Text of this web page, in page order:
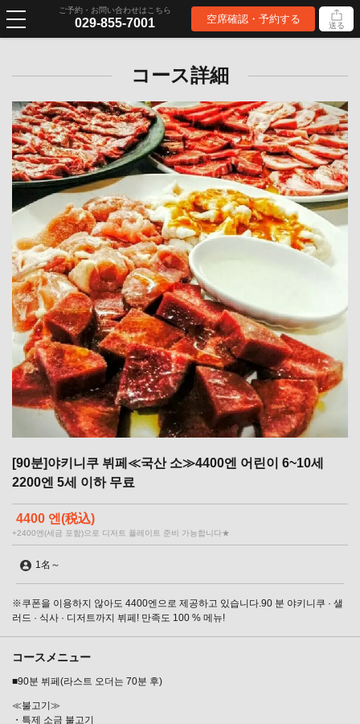
ご予約・お問い合わせはこちら
029-855-7001 空席確認・予約する 送る
コース詳細
[90분]야키니쿠 뷔페≪국산 소≫4400엔 어린이 6~10세
2200엔 5세 이하 무료
4400 엔 (税込)
+2400엔(세금 포함)으로 디저트 플레이트 준비 가능합니다★
1名 ～
※쿠폰을 이용하지 않아도 4400엔으로 제공하고 있습니다.90 분 야키니쿠 · 샐
러드 · 식사 · 디저트까지 뷔페! 만족도 100 % 메뉴!
コースメニュー
■90분 뷔페(라스트 오더는 70분 후)
≪불고기≫
・특제 소금 불고기